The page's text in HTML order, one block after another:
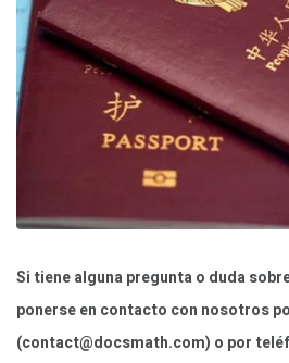
Si tiene alguna pregunta o duda
ponerse en contacto con nosotros
(contact@docsmath.com) o por